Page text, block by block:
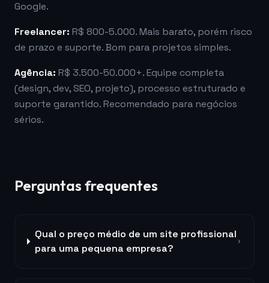
Google.
Freelancer: R$ 800-5.000. Mais barato, porém risco
de prazo e suporte. Bom para projetos simples.
Agência: R$ 3.500-50.000+. Equipe completa
(design, dev, SEO, projeto), processo estruturado e
suporte garantido. Recomendado para negócios
sérios.
Perguntas frequentes
Qual o preço médio de um site profissional
para uma pequena empresa?